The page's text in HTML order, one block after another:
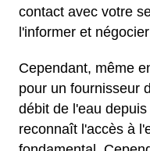
contact avec votre
l'informer et
Cependant, même
pour un fournisseur
débit de l'eau
reconnaît l'accès à